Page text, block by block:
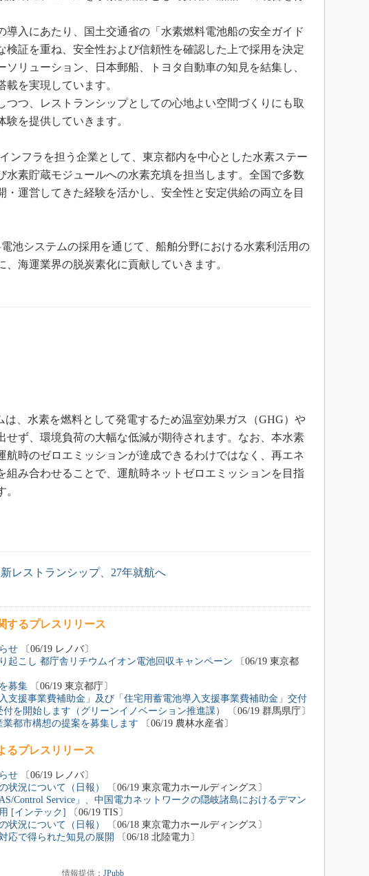
導入にあたり、国土交通省の「水素燃料電池船の安全ガイド
検証を重ね、安全性および信頼性を確認した上で採用を決定
ソリューション、日本郵船、トヨタ自動車の知見を結集し、
を実現しています。
つつ、レストランシップとしての心地よい空間づくりにも取
験を提供していきます。
ンフラを担う企業として、東京都内を中心とした水素ステー
水素貯蔵モジュールへの水素充填を担当します。全国で多数
・運営してきた経験を活かし、安全性と安定供給の両立を目
池システムの採用を通じて、船舶分野における水素利活用の
海運業界の脱炭素化に貢献していきます。
は、水素を燃料として発電するため温室効果ガス（GHG）や
せず、環境負荷の大幅な低減が期待されます。なお、本水素
航時のゼロエミッションが達成できるわけではなく、再エネ
組み合わせることで、運航時ネットゼロエミッションを目指
レストランシップ、27年就航へ
するプレスリリース
せ 〔06/19 レノバ〕
起こし 都庁舎リチウムイオン電池回収キャンペーン 〔06/19 東京都
募集 〔06/19 東京都庁〕
支援事業費補助金」及び「住宅用蓄電池導入支援事業費補助金」交付
を開始します（グリーンイノベーション推進課）
〔06/19 群馬県庁〕
都市構想の提案を募集します 〔06/19 農林水産省〕
るプレスリリース
せ 〔06/19 レノバ〕
状況について（日報）
〔06/19 東京電力ホールディングス〕
Control Service」、中国電力ネットワークの隠岐諸島におけるデマン
[インテック]
〔06/19 TIS〕
状況について（日報）
〔06/18 東京電力ホールディングス〕
応で得られた知見の展開
〔06/18 北陸電力〕
情報提供： JPubb